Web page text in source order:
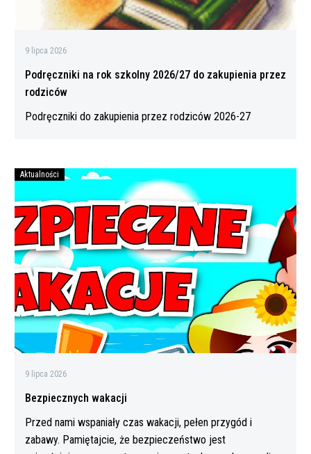
9 lipca 2026
Podręczniki na rok szkolny 2026/27 do zakupienia przez
rodziców
Podręczniki do zakupienia przez rodziców 2026-27
Bezpiecznych
wakacji
Aktualności
9 lipca 2026
Bezpiecznych wakacji
Przed nami wspaniały czas wakacji, pełen przygód i
zabawy. Pamiętajcie, że bezpieczeństwo jest